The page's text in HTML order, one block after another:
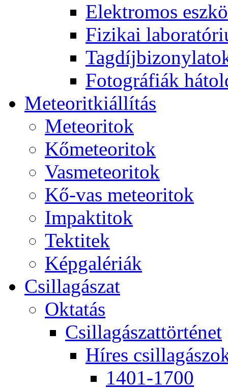
Elekt­ro­mos
Fi­zi­kai
Fo­tog­rá­fi­ák
Me­te­o­rit­ki­ál­lí­tás
Me­te­o­ri­tok
Kő­me­te­o­ri­tok
Vas­me­te­o­ri­tok
Kő-vas me­te­o­ri­tok
Imp­ak­ti­tok
Tek­ti­tek
Kép­ga­lé­ri­ák
Csil­la­gá­szat
Ok­ta­tás
Csil­la­gá­szat­tör­té­net
Hí­res
1401-1700